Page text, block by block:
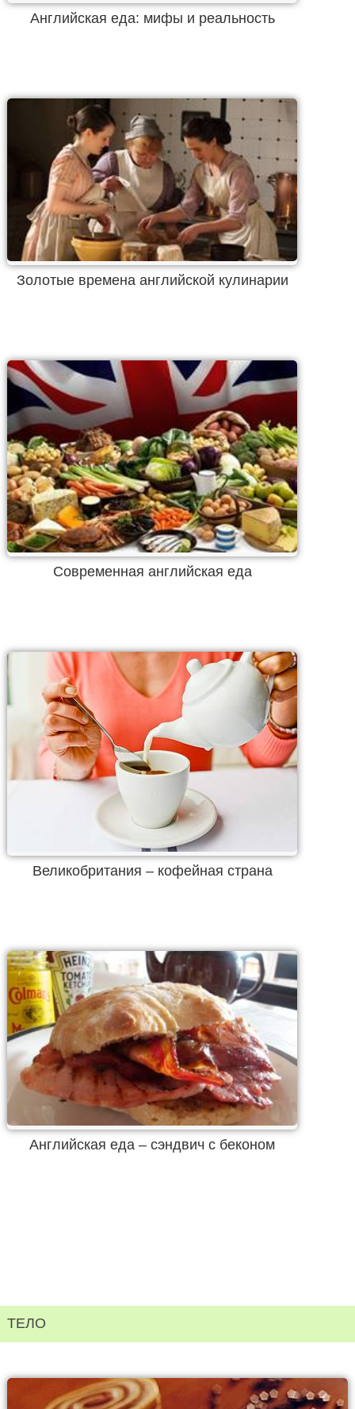
Английская еда: мифы и реальность
Золотые времена английской кулинарии
Современная английская еда
Великобритания – кофейная страна
Английская еда – сэндвич с беконом
ТЕЛО